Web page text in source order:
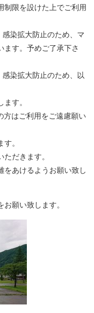
制限を設けた上でご利用
染拡大防止のため、マ
ます。予めご了承下さ
染拡大防止のため、以
ます。
方はご利用をご遠慮願い
。
ただきます。
をあけるようお願い致し
願い致します。